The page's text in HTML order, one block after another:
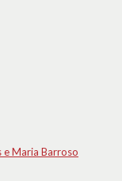
e Maria Barroso